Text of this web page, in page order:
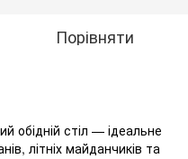
Порівняти
обідній стіл — ідеальне
літніх майданчиків та